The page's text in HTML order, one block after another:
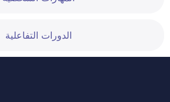
الدورات التفاعلية